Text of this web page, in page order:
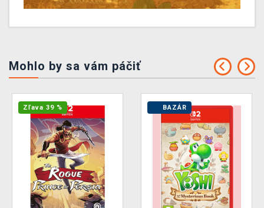
Mohlo by sa vám páčiť
Zľava 39 % BAZÁR